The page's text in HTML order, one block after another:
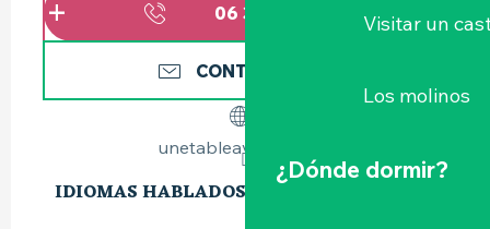
Visitar un
Los molinos
¿Dónde dormir?
06 36 21 45
CONTÁCTENOS
unetableavecplaisir.fr
IDIOMAS HABLADOS
IDIOMAS HABLADOS